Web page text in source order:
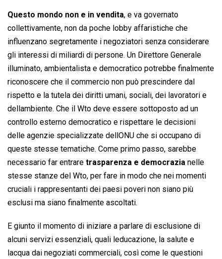
Questo mondo non e in vendita, e va governato
collettivamente, non da poche lobby affaristiche che
influenzano segretamente i negoziatori senza considerare
gli interessi di miliardi di persone. Un Direttore Generale
illuminato, ambientalista e democratico potrebbe finalmente
riconoscere che il commercio non può prescindere dal
rispetto e la tutela dei diritti umani, sociali, dei lavoratori e
dellambiente. Che il Wto deve essere sottoposto ad un
controllo esterno democratico e rispettare le decisioni
delle agenzie specializzate dellONU che si occupano di
queste stesse tematiche. Come primo passo, sarebbe
necessario far entrare trasparenza e democrazia nelle
stesse stanze del Wto, per fare in modo che nei momenti
cruciali i rappresentanti dei paesi poveri non siano più
esclusi ma siano finalmente ascoltati.
E giunto il momento di iniziare a parlare di esclusione di
alcuni servizi essenziali, quali leducazione, la salute e
lacqua dai negoziati commerciali, così come le questioni